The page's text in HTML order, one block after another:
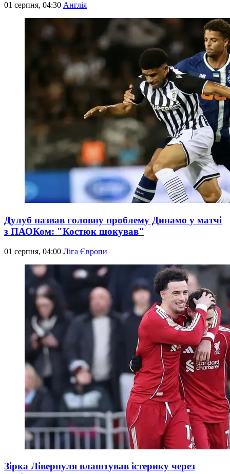
01 серпня, 04:30 Англія
Дулуб назвав головну проблему Динамо у матчі
з ПАОКом: "Костюк шокував"
01 серпня, 04:00 Ліга Європи
Зірка Ліверпуля влаштував істерику через